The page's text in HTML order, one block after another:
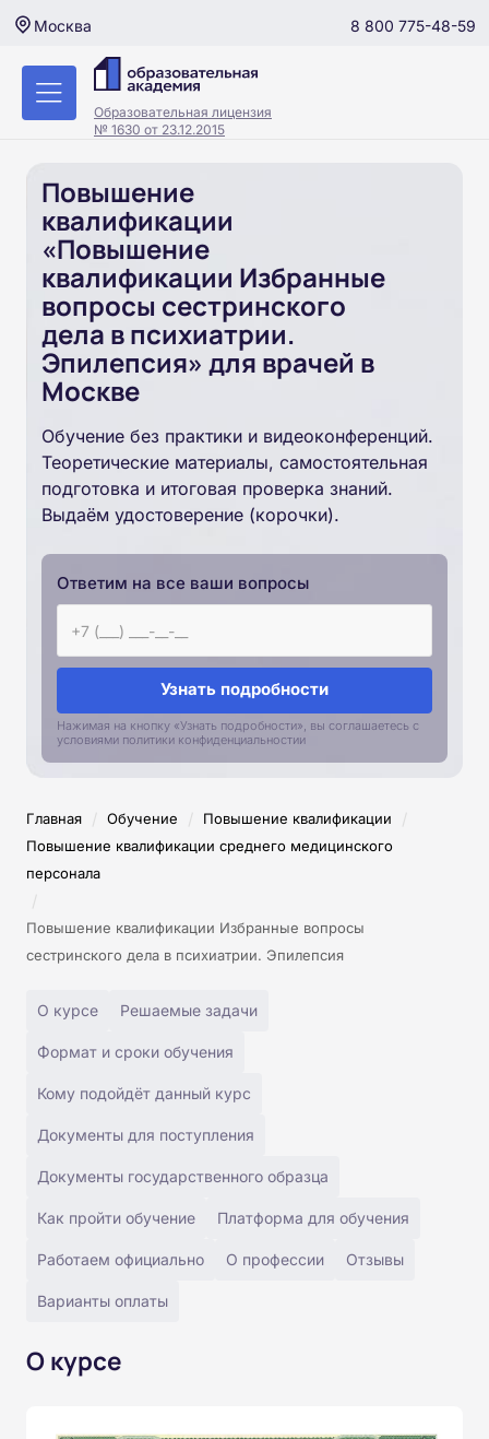
Москва 8 800 775-48-59
Образовательная лицензия
№ 1630 от 23.12.2015
Повышение
квалификации
«Повышение
квалификации Избранные
вопросы сестринского
дела в психиатрии.
Эпилепсия» для врачей в
Москве
Обучение без практики и видеоконференций.
Теоретические материалы, самостоятельная
подготовка и итоговая проверка знаний.
Выдаём удостоверение (корочки).
Ответим на все ваши вопросы
Узнать подробности
Нажимая на кнопку «Узнать подробности», вы соглашаетесь с
условиями политики конфиденциальностии
Главная / Обучение / Повышение квалификации /
Повышение квалификации среднего медицинского
персонала
/
Повышение квалификации Избранные вопросы
сестринского дела в психиатрии. Эпилепсия
О курсе Решаемые задачи
Формат и сроки обучения
Кому подойдёт данный курс
Документы для поступления
Документы государственного образца
Как пройти обучение Платформа для обучения
Работаем официально О профессии Отзывы
Варианты оплаты
О курсе